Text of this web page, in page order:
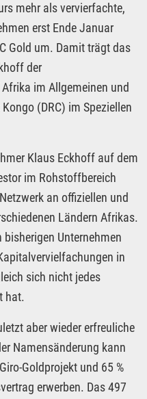
mehr als vervierfachte,
erst Ende Januar
Gold um. Damit trägt das
der
im Allgemeinen und
(DRC) im Speziellen
Klaus Eckhoff auf dem
im Rohstoffbereich
an offiziellen und
Ländern Afrikas.
Unternehmen
in
sich nicht jedes
hat.
aber wieder erfreuliche
Namensänderung kann
Goldprojekt und 65 %
erwerben. Das 497